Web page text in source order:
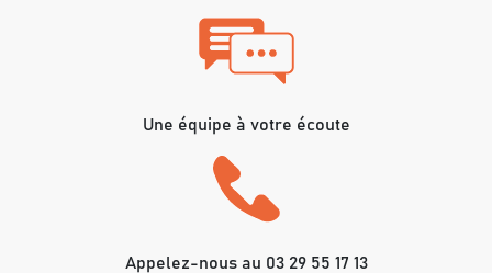
Une équipe à votre écoute
Appelez-nous au 03 29 55 17 13